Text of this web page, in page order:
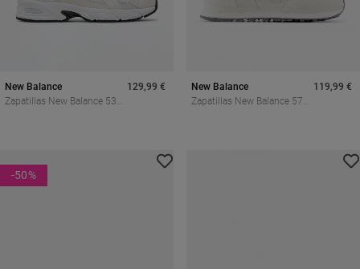
New Balance
Zapatillas New Balance 530
129,99 €
New Balance
Zapatillas New Balance 574
119,99 €
-50%